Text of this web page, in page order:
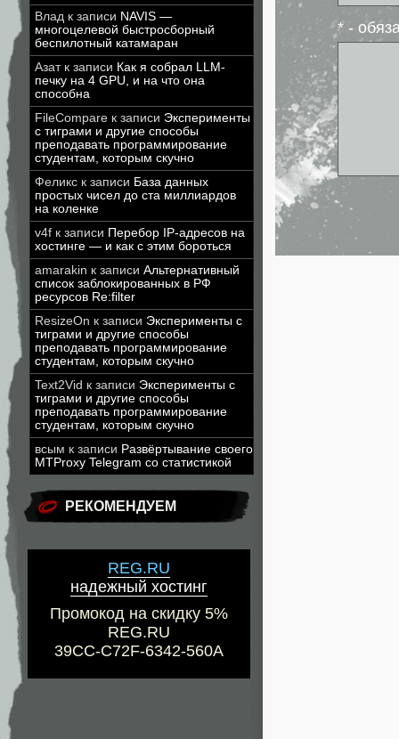
Влад к записи NAVIS —
многоцелевой быстросборный
беспилотный катамаран
Азатк записи Как я собрал LLM-
печку на 4 GPU, и на что она
способна
FileCompare к записи Эксперименты
с тиграми и другие способы
преподавать программирование
студентам, которым скучно
Феликс к записи База данных
простых чисел до ста миллиардов
на коленке
v4f к записи Перебор IP-адресов на
хостинге — и как с этим бороться
amarakin к записи Альтернативный
список заблокированных в РФ
ресурсов Re:filter
ResizeOn к записи Эксперименты с
тиграми и другие способы
преподавать программирование
студентам, которым скучно
Text2Vid к записи Эксперименты с
тиграми и другие способы
преподавать программирование
студентам, которым скучно
всым к записи Развёртывание своего
MTProxy Telegram со статистикой
РЕКОМЕНДУЕМ
REG.RU
надежный хостинг
Промокод на скидку 5%
REG.RU
39CC-C72F-6342-560A
* -